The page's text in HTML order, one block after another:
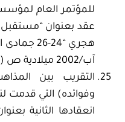
للمؤتمر العام
عقد بعنوان
آب/2002 ميلادية ص (293-332).
التقريب بين
وفوائده) التي قدمت
انعقادها الثانية